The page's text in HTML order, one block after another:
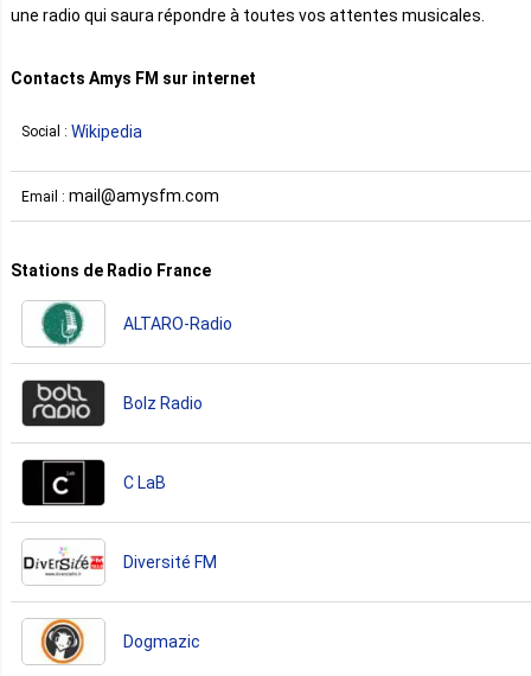
une radio qui saura répondre à toutes vos attentes musicales.
Contacts Amys FM sur internet
Social : Wikipedia
Email : mail@amysfm.com
Stations de Radio France
ALTARO-Radio
Bolz Radio
C LaB
Diversité FM
Dogmazic